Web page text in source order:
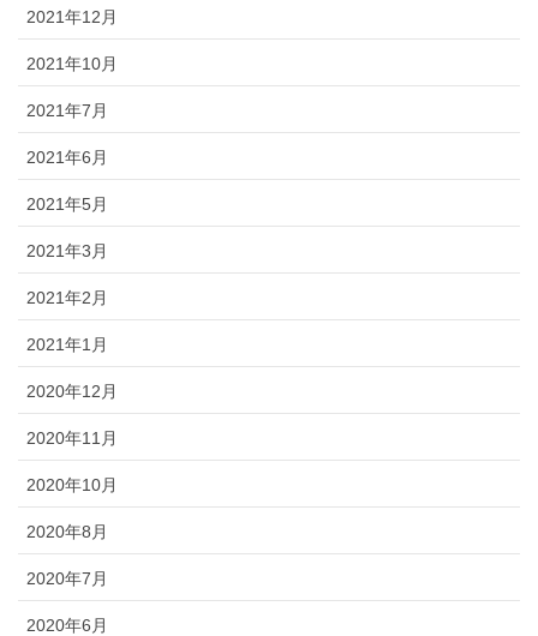
2021年12月
2021年10月
2021年7月
2021年6月
2021年5月
2021年3月
2021年2月
2021年1月
2020年12月
2020年11月
2020年10月
2020年8月
2020年7月
2020年6月